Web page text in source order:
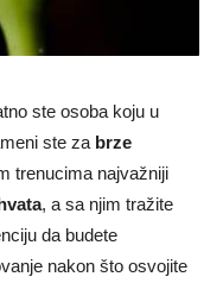
ste osoba koju u
ste za brze
trenucima najvažniji
, a sa njim tražite
da budete
nakon što osvojite